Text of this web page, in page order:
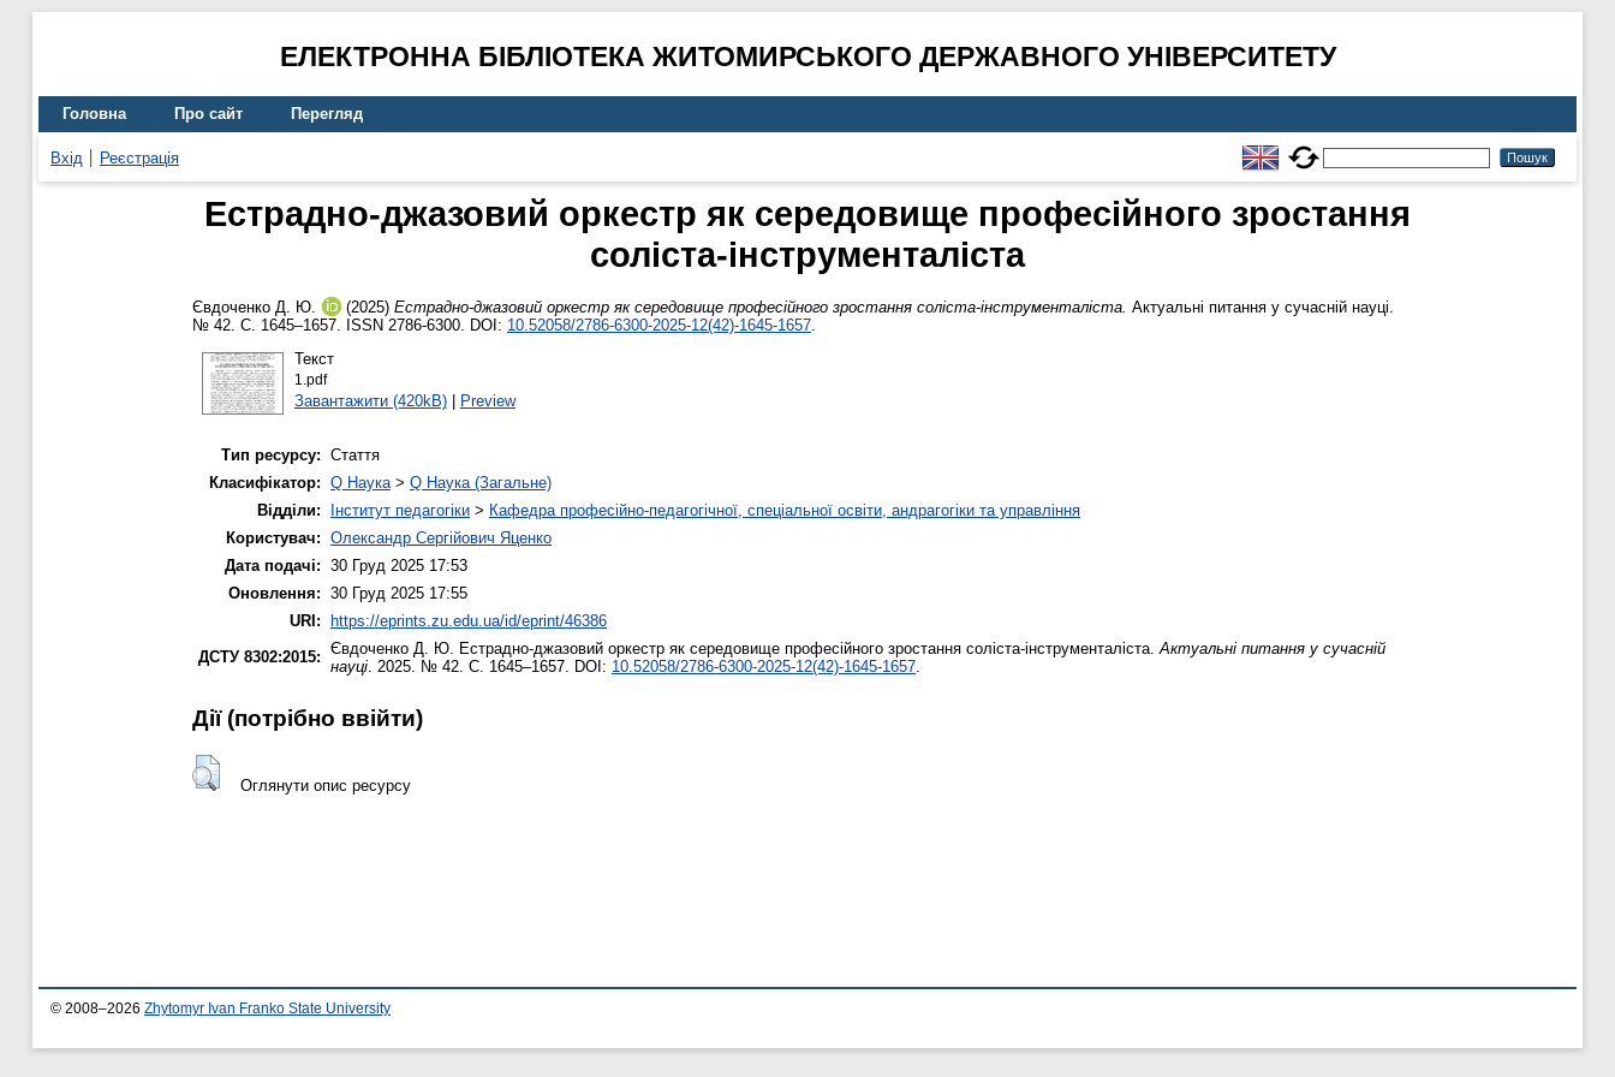
ЕЛЕКТРОННА БІБЛІОТЕКА ЖИТОМИРСЬКОГО ДЕРЖАВНОГО УНІВЕРСИТЕТУ
Головна Про сайт Перегляд
Вхід Реєстрація
Естрадно-джазовий оркестр як середовище професійного зростання
соліста-інструменталіста
Євдоченко Д. Ю. (2025) Естрадно-джазовий оркестр як середовище професійного зростання соліста-інструменталіста. Актуальні питання у сучасній науці.
№ 42. С. 1645–1657. ISSN 2786-6300. DOI: 10.52058/2786-6300-2025-12(42)-1645-1657.
Текст
1.pdf
Завантажити (420kB)| Preview
Тип ресурсу: Стаття
Класифікатор: Q Наука> Q Наука (Загальне)
Відділи:
Інститут педагогіки > Кафедра професійно-педагогічної, спеціальної освіти, андрагогіки та управління
Користувач: Олександр Сергійович Яценко
Дата подачі: 30 Груд 2025 17:53
Оновлення: 30 Груд 2025 17:55
URI:
https://eprints.zu.edu.ua/id/eprint/46386
ДСТУ 8302:2015: Євдоченко Д. Ю. Естрадно-джазовий оркестр як середовище професійного зростання соліста-інструменталіста.Актуальні питання у сучасній
науці. 2025. № 42. С. 1645–1657. DOI: 10.52058/2786-6300-2025-12(42)-1645-1657.
Дії ​​(потрібно ввійти)
Оглянути опис ресурсу
© 2008–2026 Zhytomyr Ivan Franko State University